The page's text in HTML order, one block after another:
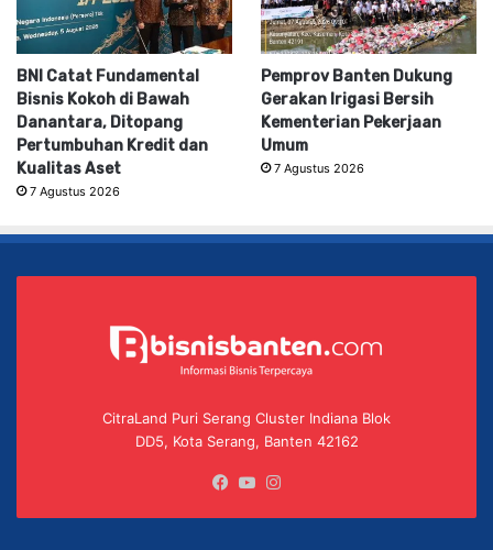
BNI Catat Fundamental
Bisnis Kokoh di Bawah
Danantara, Ditopang
Pertumbuhan Kredit dan
Kualitas Aset
7 Agustus 2026
Pemprov Banten Dukung
Gerakan Irigasi Bersih
Kementerian Pekerjaan
Umum
7 Agustus 2026
CitraLand Puri Serang Cluster Indiana Blok
DD5, Kota Serang, Banten 42162
Facebook
YouTube